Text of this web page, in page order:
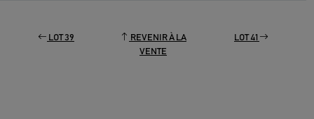
LOT 39
REVENIR À LA
VENTE
LOT 41